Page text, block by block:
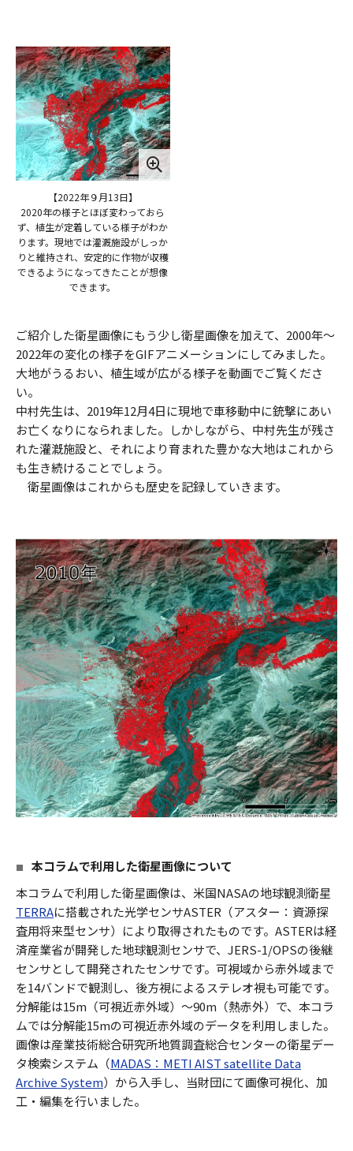
【2022年９月13日】
2020年の様子とほぼ変わっておら
ず、植生が定着している様子がわか
ります。現地では灌漑施設がしっか
りと維持され、安定的に作物が収穫
できるようになってきたことが想像
できます。
ご紹介した衛星画像にもう少し衛星画像を加えて、2000年～
2022年の変化の様子をGIFアニメーションにしてみました。
大地がうるおい、植生域が広がる様子を動画でご覧くださ
い。
中村先生は、2019年12月4日に現地で車移動中に銃撃にあい
お亡くなりになられました。しかしながら、中村先生が残さ
れた灌漑施設と、それにより育まれた豊かな大地はこれから
も生き続けることでしょう。
衛星画像はこれからも歴史を記録していきます。
本コラムで利用した衛星画像について
本コラムで利用した衛星画像は、米国NASAの地球観測衛星
TERRAに搭載された光学センサASTER（アスター：資源探
査用将来型センサ）により取得されたものです。ASTERは経
済産業省が開発した地球観測センサで、JERS-1/OPSの後継
センサとして開発されたセンサです。可視域から赤外域まで
を14バンドで観測し、後方視によるステレオ視も可能です。
分解能は15m（可視近赤外域）～90m（熱赤外）で、本コラ
ムでは分解能15mの可視近赤外域のデータを利用しました。
画像は産業技術総合研究所地質調査総合センターの衛星デー
タ検索システム（MADAS：METI AIST satellite Data
Archive System）から入手し、当財団にて画像可視化、加
工・編集を行いました。